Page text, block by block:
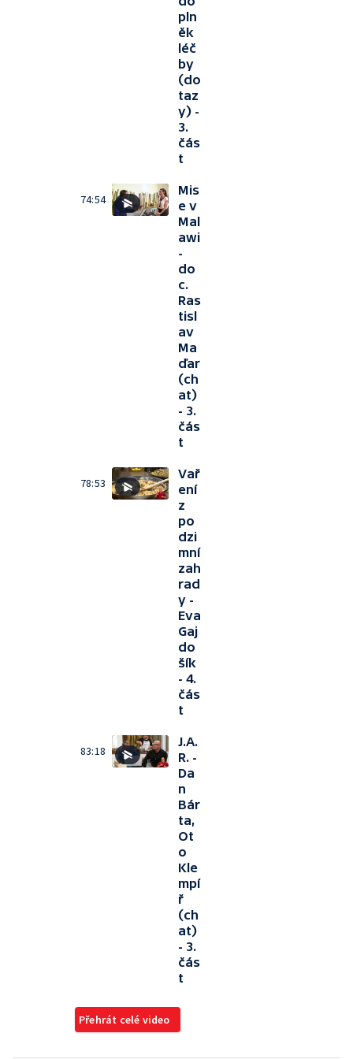
pln
ěk
léč
by
(do
taz
y) -
3.
čás
t
74:54
Mis
e v
Mal
awi
-
do
c.
Ras
tisl
av
Ma
ďar
(ch
at)
- 3.
čás
t
78:53
Vař
ení
z
po
dzi
mní
zah
rad
y -
Eva
Gaj
do
šík
- 4.
čás
t
83:18
J.A.
R. -
Da
n
Bár
ta,
Ot
o
Kle
mpí
ř
(ch
at)
- 3.
čás
t
Přehrát celé video